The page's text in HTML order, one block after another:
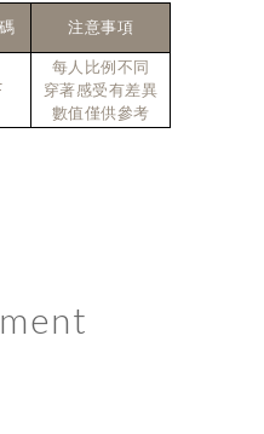
注意事項
每人比例不同
穿著感受有差異
數值僅供參考